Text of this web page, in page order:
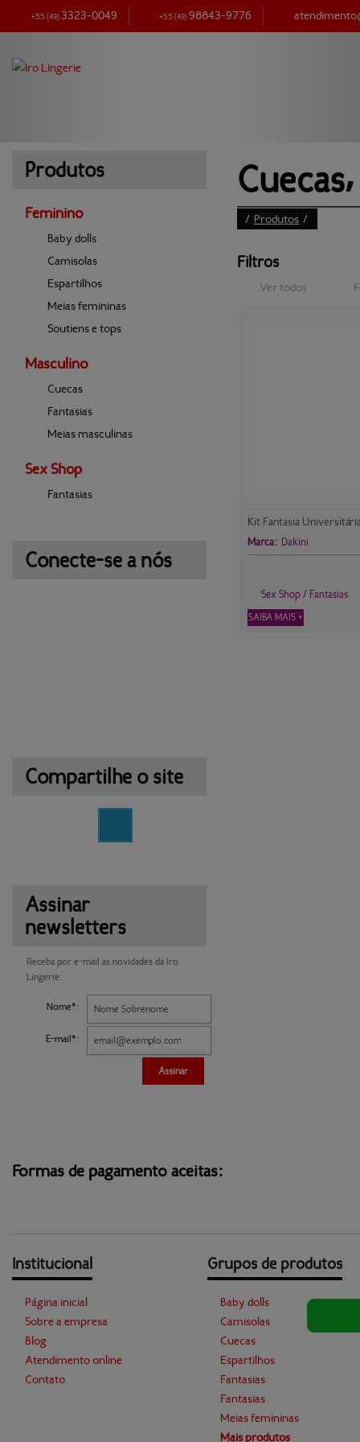
+55(49)3323-0049 +55(49)98843-9776
Produtos
Feminino
Baby dolls
Camisolas
Espartilhos
Meias femininas
Soutiens e tops
Masculino
Cuecas
Fantasias
Meias masculinas
Sex Shop
Fantasias
Conecte-se a nós
Compartilhe o site
Assinar
newsletters
Receba por e-mail as novidades da Iro
Lingerie:
Nome*:
E-mail*:
Assinar
/ Produtos /
Filtros
Ver todos
Kit Fantasia
Marca: Dakini
Sex Shop / Fantasias
SAIBA MAIS +
Formas de pagamento aceitas:
Institucional
Página inicial
Sobre a empresa
Blog
Atendimento online
Contato
Grupos de produtos
Baby dolls
Camisolas
Cuecas
Espartilhos
Fantasias
Fantasias
Meias femininas
Mais produtos